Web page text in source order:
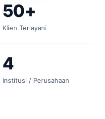
50+
Klien Terlayani
4
Institusi / Perusahaan